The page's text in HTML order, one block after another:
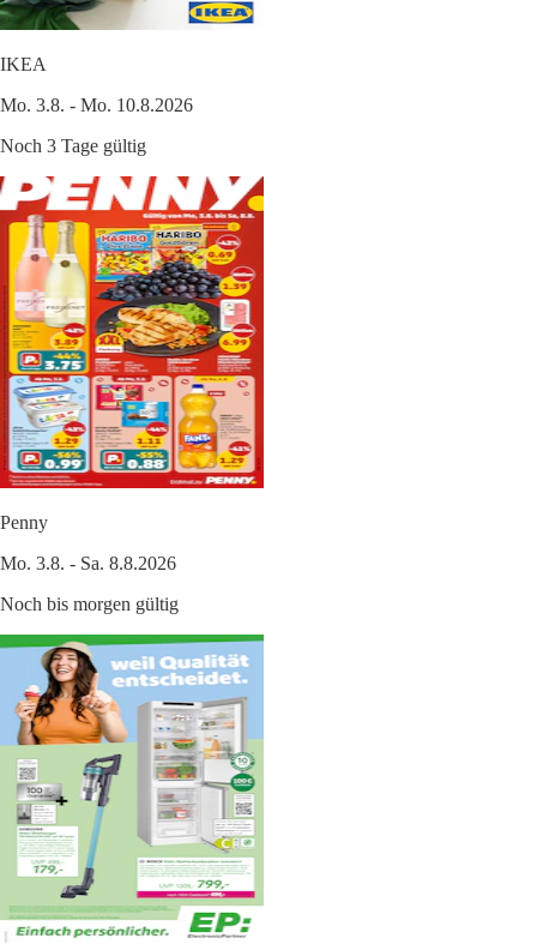
IKEA
Mo. 3.8. - Mo. 10.8.2026
Noch 3 Tage gültig
Penny
Mo. 3.8. - Sa. 8.8.2026
Noch bis morgen gültig